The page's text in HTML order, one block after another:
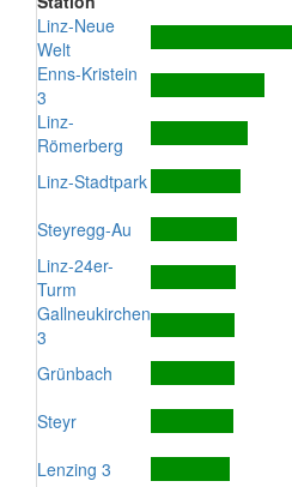
Linz-Neue
Welt
Enns-Kristein
3
Linz-
Römerberg
Linz-Stadtpark
Steyregg-Au
Linz-24er-
Turm
Gallneukirchen
3
Grünbach
Steyr
Lenzing 3